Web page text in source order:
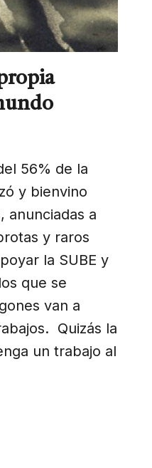
56% de la
y bienvino
anunciadas a
y raros
la SUBE y
que se
van a
Quizás la
un trabajo al